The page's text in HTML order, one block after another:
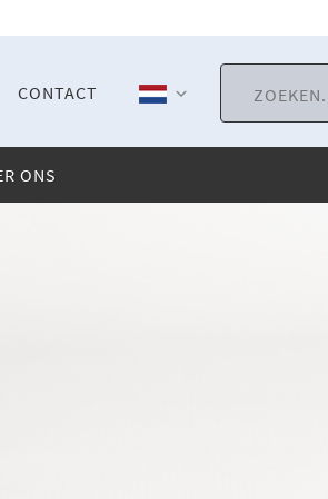
CONTACT
ONS